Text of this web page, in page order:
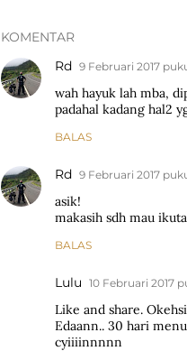
KOMENTAR
Rd 9 Februari 2017
wah hayuk lah mba,
padahal kadang hal2
BALAS
Rd 9 Februari 2017
asik!
makasih sdh mau
BALAS
Lulu 10 Februari 2017
Like and share.
Edaann.. 30 hari
cyiiiinnnnn